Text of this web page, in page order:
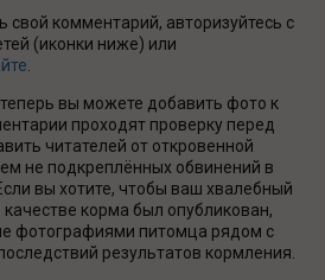
свой комментарий, авторизуйтесь с
(иконки ниже) или
.
вы можете добавить фото к
проходят проверку перед
читателей от откровенной
не подкреплённых обвинений в
вы хотите, чтобы ваш хвалебный
корма был опубликован,
фотографиями питомца рядом с
результатов кормления.